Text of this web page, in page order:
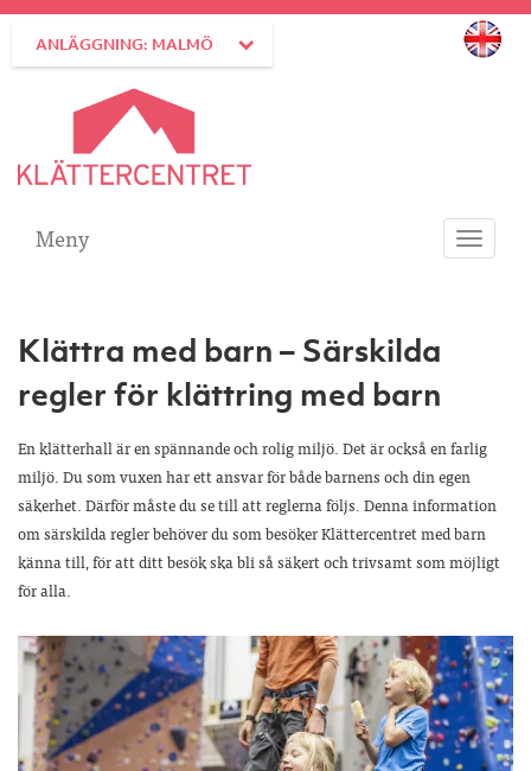
ANLÄGGNING: MALMÖ
Toggle
Meny
Klättra med barn – Särskilda
regler för klättring med barn
En klätterhall är en spännande och rolig miljö. Det är också en farlig
miljö. Du som vuxen har ett ansvar för både barnens och din egen
säkerhet. Därför måste du se till att reglerna följs. Denna information
om särskilda regler behöver du som besöker Klättercentret med barn
känna till, för att ditt besök ska bli så säkert och trivsamt som möjligt
för alla.